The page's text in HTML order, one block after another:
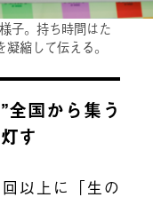
子。持ち時間はた
縮して伝える。
全国から集う
す
以上に「生の